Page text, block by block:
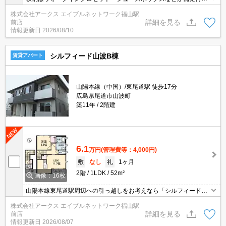
コンセントや照明、大きな鏡などがついているので化粧や身支度の
際に便利です。セキュリティ面は、オートロック・TVインターホン
などを設置しているので安全面でも優れております。フローリング
張りの物件です。
株式会社アークス エイブルネットワーク福山駅
前店
情報更新日 2026/08/10
詳細を見る
賃貸アパート シルフィード山波B棟
山陽本線（中国）/東尾道駅 徒歩17分
広島県尾道市山波町
築11年
2階建
画像：16枚
6.1万円(管理費等：4,000円)
敷
なし 礼
1ヶ月
2階
1LDK 52m²
山陽本線東尾道駅周辺への引っ越しをお考えなら「シルフィード山
設備は浴室乾燥機・洗面所独立などが揃っているので、快適に過ご
しやすいお部屋になります。こちらは1LDKの物件です。
株式会社アークス エイブルネットワーク福山駅
前店
情報更新日 2026/08/07
詳細を見る